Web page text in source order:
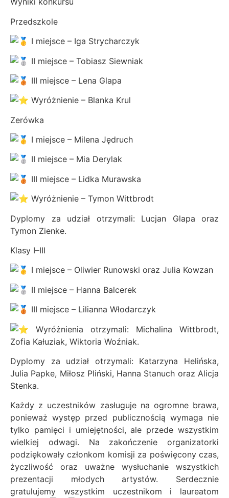
Przedszkole
I miejsce – Iga Strycharczyk
II miejsce – Tobiasz Siewniak
III miejsce – Lena Glapa
Wyróżnienie – Blanka Krul
Zerówka
I miejsce – Milena Jędruch
II miejsce – Mia Derylak
III miejsce – Lidka Murawska
Wyróżnienie – Tymon Wittbrodt
Dyplomy za udział otrzymali: Lucjan Glapa oraz
Tymon Zienke.
Klasy I–III
I miejsce – Oliwier Runowski oraz Julia Kowzan
II miejsce – Hanna Balcerek
III miejsce – Lilianna Włodarczyk
Wyróżnienia otrzymali: Michalina Wittbrodt,
Zofia Kałuziak, Wiktoria Woźniak.
Dyplomy za udział otrzymali: Katarzyna Helińska,
Julia Papke, Miłosz Pliński, Hanna Stanuch oraz Alicja
Stenka.
Każdy z uczestników zasługuje na ogromne brawa,
ponieważ występ przed publicznością wymaga nie
tylko pamięci i umiejętności, ale przede wszystkim
wielkiej odwagi. Na zakończenie organizatorki
podziękowały członkom komisji za poświęcony czas,
życzliwość oraz uważne wysłuchanie wszystkich
prezentacji młodych artystów. Serdecznie
gratulujemy wszystkim uczestnikom i laureatom